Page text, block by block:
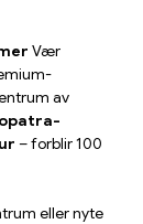
Vær
av
– forblir 100
eller nyte